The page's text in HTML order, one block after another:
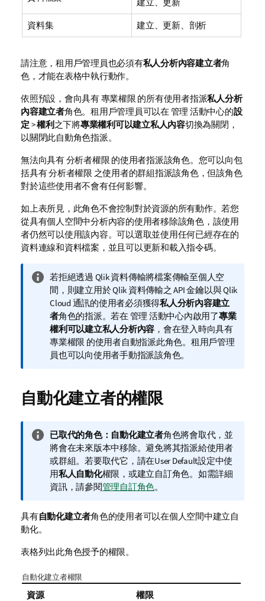
資料集 建立、更新、剖析
請注意，租用戶管理員也必須有私人分析內容建立者角
色，才能在表格中執行動作。
依照預設，會向具有 專業權限 的所有使用者指派私人分析
內容建立者角色。租用戶管理員可以在 管理 活動中心的設
定 >權利之下將專業權利可以建立私人內容切換為關閉，
以關閉此自動角色指派。
無法向具有 分析者權限 的使用者指派該角色。您可以向包
括具有 分析者權限 之使用者的群組指派該角色，但該角色
對於這些使用者不會有任何影響。
如上表所見，此角色不會控制對於資源的所有動作。若您
從具有個人空間中分析內容的使用者移除該角色，該使用
者仍然可以使用該內容。可以選取並使用任何已經存在的
資料連線和資料檔案，並且可以更新和載入指令碼。
資
訊
備
註
若拒絕透過 Qlik資料傳輸將檔案傳輸至個人空
間，則建立用於Qlik 資料傳輸之 API 金鑰以與Qlik
Cloud 通訊的使用者必須獲得私人分析內容建立
者角色的指派。若在 管理 活動中心內啟用了專業
權利可以建立私人分析內容 ，會在登入時向具有
專業權限 的使用者自動指派此角色。租用戶管理
員也可以向使用者手動指派該角色。
自動化建立者的權限
資
訊
備
註
已取代的角色： 自動化建立者角色將會取代，並
將會在未來版本中移除。避免將其指派給使用者
或群組。若要取代它，請在User Default設定中使
用私人自動化權限，或建立自訂角色。如需詳細
資訊，請參閱管理自訂角色。
具有自動化建立者角色的使用者可以在個人空間中建立自
動化。
表格列出此角色授予的權限。
自動化建立者權限
資源 權限